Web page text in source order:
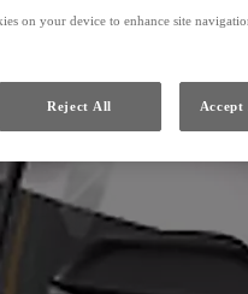
on your device to enhance site
Reject All Accept